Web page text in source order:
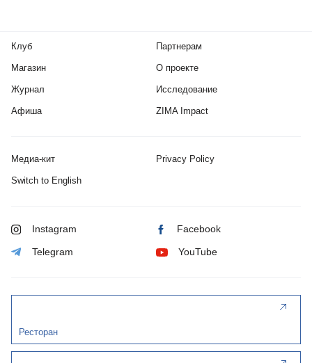
Клуб
Магазин
Журнал
Афиша
Партнерам
О проекте
Исследование
ZIMA Impact
Медиа-кит Privacy Policy
Switch to English
Instagram Facebook
Telegram YouTube
Ресторан